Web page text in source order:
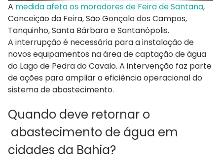
A medida afeta os moradores de Feira de Santana,
Conceição da Feira, São Gonçalo dos Campos,
Tanquinho, Santa Bárbara e Santanópolis.
A interrupção é necessária para a instalação de
novos equipamentos na área de captação de água
do Lago de Pedra do Cavalo. A intervenção faz parte
de ações para ampliar a eficiência operacional do
sistema de abastecimento.
Quando deve retornar o
abastecimento de água em
cidades da Bahia?